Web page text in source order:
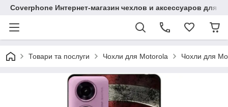
Coverphone Интернет-магазин чехлов и аксессуаров для
Товари та послуги Чохли для Motorola Чохли для